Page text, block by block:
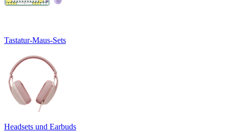
Tastatur-Maus-Sets
Headsets und Earbuds